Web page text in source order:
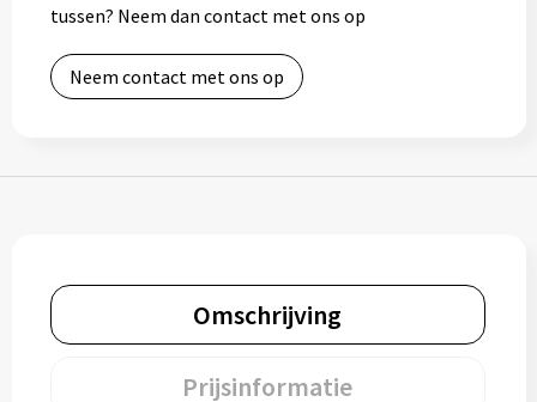
Eten & drinken
Bidons
tussen? Neem dan contact met ons op
Neem contact met ons op
Omschrijving
Prijsinformatie